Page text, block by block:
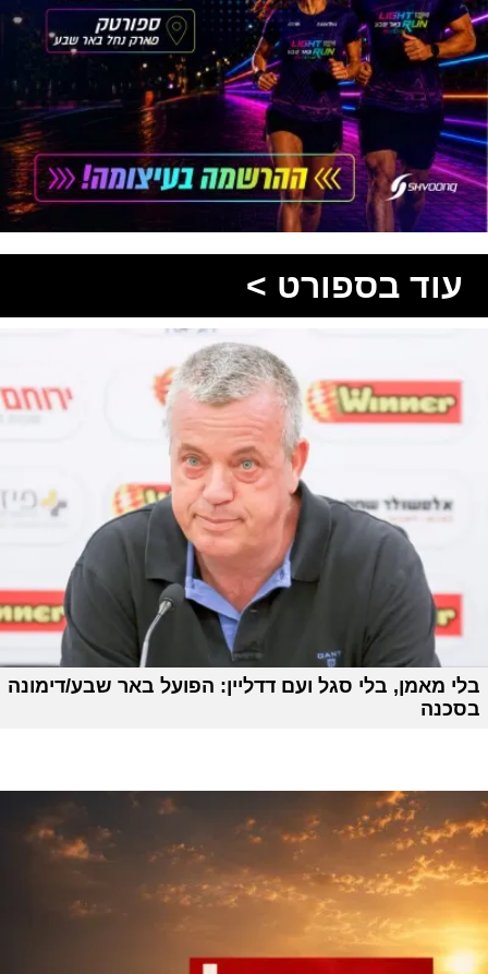
עוד בספורט >
בלי מאמן, בלי סגל ועם דדליין: הפועל באר שבע/דימונה
בסכנה